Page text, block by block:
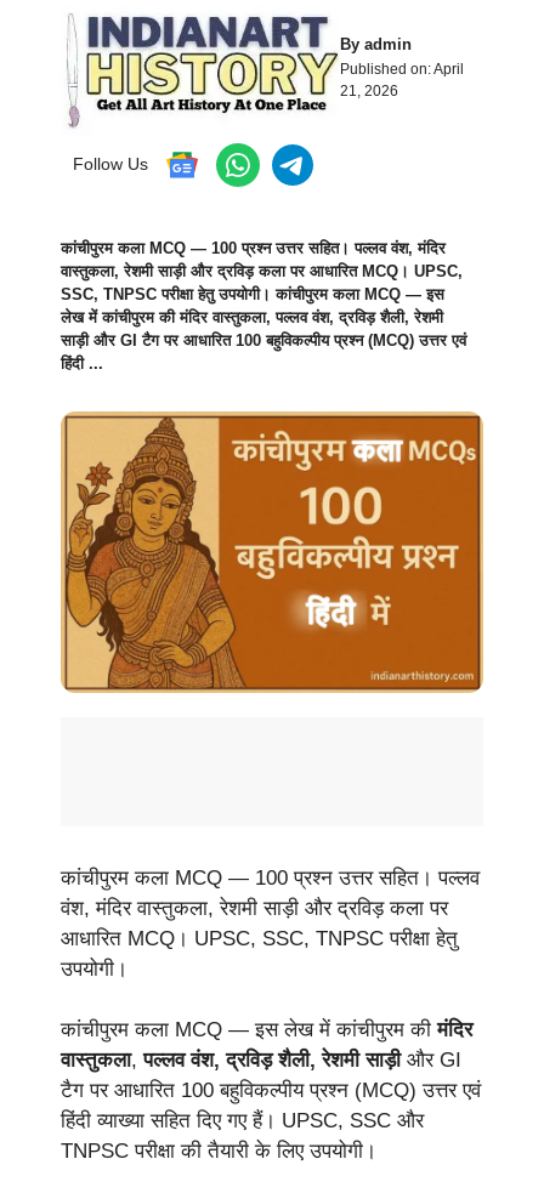
Byadmin
Published on:April
21, 2026
Follow Us
कांचीपुरम कला MCQ — 100 प्रश्न उत्तर सहित। पल्लव वंश, मंदिर
वास्तुकला, रेशमी साड़ी और द्रविड़ कला पर आधारित MCQ। UPSC,
SSC, TNPSC परीक्षा हेतु उपयोगी। कांचीपुरम कला MCQ — इस
लेख में कांचीपुरम की मंदिर वास्तुकला, पल्लव वंश, द्रविड़ शैली, रेशमी
साड़ी और GI टैग पर आधारित 100 बहुविकल्पीय प्रश्न (MCQ) उत्तर एवं
हिंदी ...
कांचीपुरम कला MCQ — 100 प्रश्न उत्तर सहित। पल्लव
वंश, मंदिर वास्तुकला, रेशमी साड़ी और द्रविड़ कला पर
आधारित MCQ। UPSC, SSC, TNPSC परीक्षा हेतु
उपयोगी।
कांचीपुरम कला MCQ — इस लेख में कांचीपुरम कीमंदिर
वास्तुकला,पल्लव वंश, द्रविड़ शैली, रेशमी साड़ीऔर GI
टैग पर आधारित 100 बहुविकल्पीय प्रश्न (MCQ) उत्तर एवं
हिंदी व्याख्या सहित दिए गए हैं। UPSC, SSC और
TNPSC परीक्षा की तैयारी के लिए उपयोगी।